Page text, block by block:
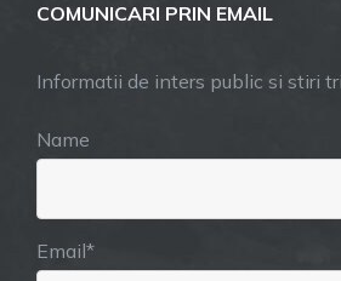
COMUNICARI PRIN EMAIL
Informatii de inters public si stiri
Name
Email*